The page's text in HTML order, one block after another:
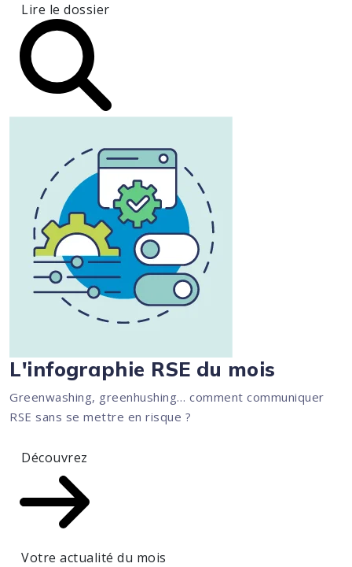
Lire le dossier
L'infographie RSE du mois
Greenwashing, greenhushing… comment communiquer
RSE sans se mettre en risque ?
Découvrez
Votre actualité du mois